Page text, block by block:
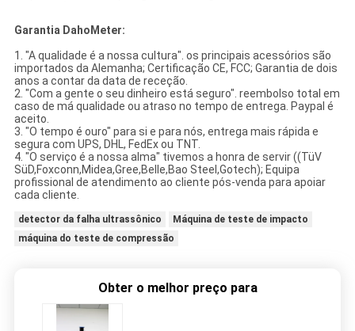
Garantia DahoMeter:
1. "A qualidade é a nossa cultura". os principais acessórios são
importados da Alemanha; Certificação CE, FCC; Garantia de dois
anos a contar da data de receção.
2. "Com a gente o seu dinheiro está seguro". reembolso total em
caso de má qualidade ou atraso no tempo de entrega. Paypal é
aceito.
3. "O tempo é ouro" para si e para nós, entrega mais rápida e
segura com UPS, DHL, FedEx ou TNT.
4. "O serviço é a nossa alma" tivemos a honra de servir ((TüV
SüD,Foxconn,Midea,Gree,Belle,Bao Steel,Gotech); Equipa
profissional de atendimento ao cliente pós-venda para apoiar
cada cliente.
detector da falha ultrassônico
Máquina de teste de impacto
máquina do teste de compressão
Obter o melhor preço para